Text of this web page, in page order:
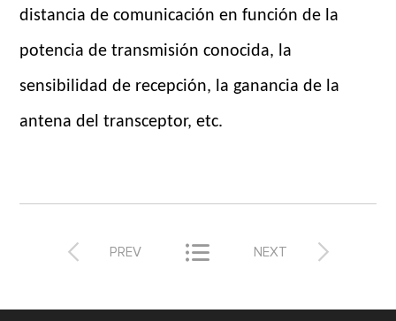
distancia de comunicación en función de la
potencia de transmisión conocida, la
sensibilidad de recepción, la ganancia de la
antena del transceptor, etc.
 PREV  
NEXT